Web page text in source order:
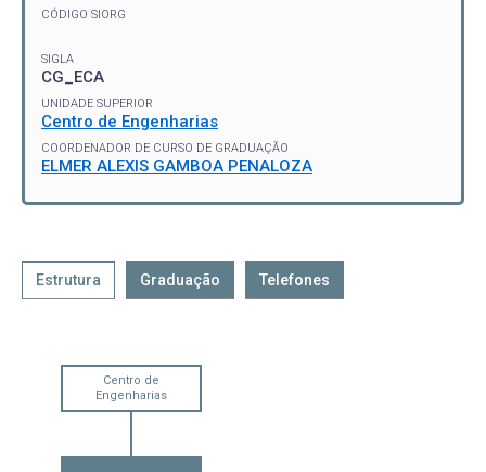
CÓDIGO SIORG
SIGLA
CG_ECA
UNIDADE SUPERIOR
Centro de Engenharias
COORDENADOR DE CURSO DE GRADUAÇÃO
ELMER ALEXIS GAMBOA PENALOZA
Estrutura Graduação Telefones
Centro de
Engenharias